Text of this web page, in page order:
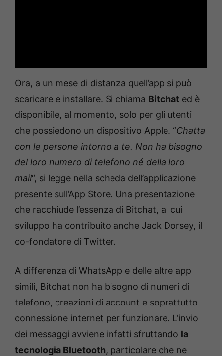
Ora, a un mese di distanza quell’app si può
scaricare e installare. Si chiama Bitchat ed è
disponibile, al momento, solo per gli utenti
che possiedono un dispositivo Apple. “Chatta
con le persone intorno a te. Non ha bisogno
del loro numero di telefono né della loro
mail“, si legge nella scheda dell’applicazione
presente sull’App Store. Una presentazione
che racchiude l’essenza di Bitchat, al cui
sviluppo ha contribuito anche Jack Dorsey, il
co-fondatore di Twitter.
A differenza di WhatsApp e delle altre app
simili, Bitchat non ha bisogno di numeri di
telefono, creazioni di account e soprattutto
connessione internet per funzionare. L’invio
dei messaggi avviene infatti sfruttando la
tecnologia Bluetooth, particolare che ne